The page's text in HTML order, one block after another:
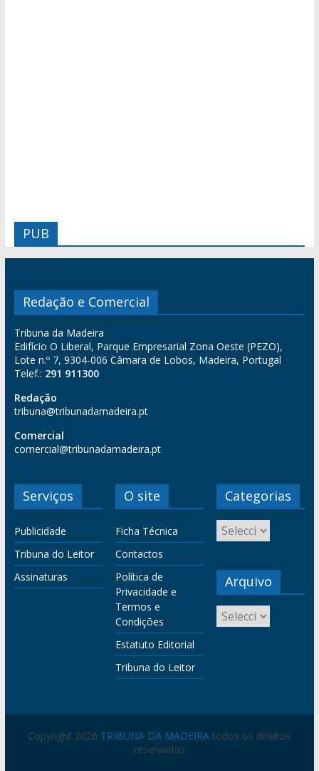
PUB
Redação e Comercial
Tribuna da Madeira
Edifício O Liberal, Parque Empresarial Zona Oeste (PEZO),
Lote n.º 7, 9304-006 Câmara de Lobos, Madeira, Portugal
Telef.: 291 911300
Redação
tribuna@tribunadamadeira.pt
Comercial
comercial@tribunadamadeira.pt
Serviços
Publicidade
Tribuna do Leitor
Assinaturas
O site
Ficha Técnica
Contactos
Política de
Privacidade e
Termos e
Condições
Estatuto Editorial
Tribuna do Leitor
Categorias
Arquivo
Copyright 2026 TRIBUNA DA MADEIRA todos os direitos
reservados